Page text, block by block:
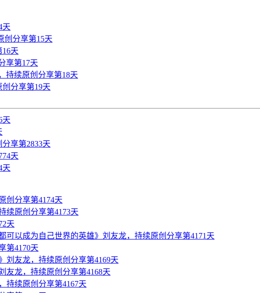
天
创分享第15天
天
享第17天
持续原创分享第18天
分享第19天
创分享第4174天
续原创分享第4173天
天
可以成为自己世界的英雄》刘友龙，持续原创分享第4171天
第4170天
刘友龙，持续原创分享第4169天
友龙，持续原创分享第4168天
持续原创分享第4167天